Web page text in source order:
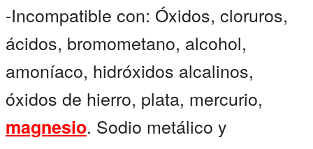
-Incompatible con: Óxidos, cloruros,
ácidos, bromometano, alcohol,
amoníaco, hidróxidos alcalinos,
óxidos de hierro, plata, mercurio,
magnesio. Sodio metálico y